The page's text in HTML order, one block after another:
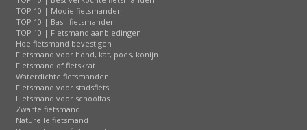
TOP 10 | Mooie fietsmanden
TOP 10 | Basil fietsmanden
TOP 10 | Fietsmand aanbiedingen
Hoe fietsmand bevestigen
Fietsmand voor hond, kat, poes, konijn
Fietsmand of fietskrat
Waterdichte fietsmanden
Fietsmand voor stadsfiets
Fietsmand voor schooltas
Zwarte fietsmand
Naturelle fietsmand